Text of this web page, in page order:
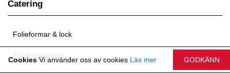
Catering
Folieformar & lock
Förslutningsfilm
Cookies Vi använder oss av cookies Läs mer GODKÄNN